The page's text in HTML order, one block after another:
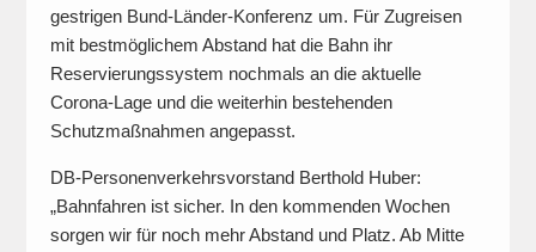
gestrigen Bund-Länder-Konferenz um. Für Zugreisen
mit bestmöglichem Abstand hat die Bahn ihr
Reservierungssystem nochmals an die aktuelle
Corona-Lage und die weiterhin bestehenden
Schutzmaßnahmen angepasst.
DB-Personenverkehrsvorstand Berthold Huber:
„Bahnfahren ist sicher. In den kommenden Wochen
sorgen wir für noch mehr Abstand und Platz. Ab Mitte